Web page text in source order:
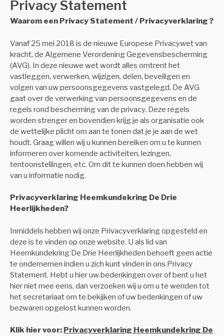
Privacy Statement
Waarom een Privacy Statement / Privacyverklaring ?
Vanaf 25 mei 2018 is de nieuwe Europese Privacywet van
kracht, de Algemene Verordening Gegevensbescherming
(AVG). In deze nieuwe wet wordt alles omtrent het
vastleggen, verwerken, wijzigen, delen, beveiligen en
volgen van uw persoonsgegevens vastgelegd. De AVG
gaat over de verwerking van persoonsgegevens en de
regels rond bescherming van de privacy. Deze regels
worden strenger en bovendien krijg je als organisatie ook
de wettelijke plicht om aan te tonen dat je je aan de wet
houdt. Graag willen wij u kunnen bereiken om u te kunnen
informeren over komende activiteiten, lezingen,
tentoonstellingen, etc. Om dit te kunnen doen hebben wij
van u informatie nodig.
Privacyverklaring Heemkundekring De Drie
Heerlijkheden?
Inmiddels hebben wij onze Privacyverklaring opgesteld en
deze is te vinden op onze website. U als lid van
Heemkundekring De Drie Heerlijkheden behoeft geen actie
te ondernemen indien u zich kunt vinden in ons Privacy
Statement. Hebt u hier uw bedenkingen over of bent u het
hier niet mee eens, dan verzoeken wij u om u te wenden tot
het secretariaat om te bekijken of uw bedenkingen of uw
bezwaren opgelost kunnen worden.
Klik hier voor: Privacyverklaring Heemkundekring De